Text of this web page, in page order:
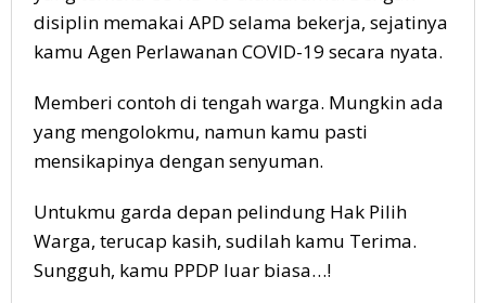
disiplin memakai APD selama bekerja, sejatinya
kamu Agen Perlawanan COVID-19 secara nyata.
Memberi contoh di tengah warga. Mungkin ada
yang mengolokmu, namun kamu pasti
mensikapinya dengan senyuman.
Untukmu garda depan pelindung Hak Pilih
Warga, terucap kasih, sudilah kamu Terima.
Sungguh, kamu PPDP luar biasa…!